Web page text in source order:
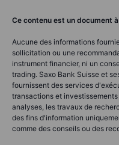
Ce contenu est un document
Aucune des informations
sollicitation ou une
instrument financier, ni un
trading. Saxo Bank Suisse et
fournissent des services
transactions et
analyses, les travaux de
des fins d'information
comme des conseils ou des